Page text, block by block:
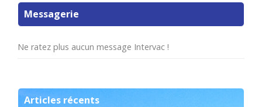
Messagerie
Ne ratez plus aucun message Intervac !
Articles récents